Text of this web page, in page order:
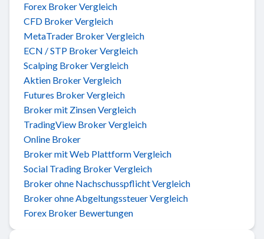
Forex Broker Vergleich
CFD Broker Vergleich
MetaTrader Broker Vergleich
ECN / STP Broker Vergleich
Scalping Broker Vergleich
Aktien Broker Vergleich
Futures Broker Vergleich
Broker mit Zinsen Vergleich
TradingView Broker Vergleich
Online Broker
Broker mit Web Plattform Vergleich
Social Trading Broker Vergleich
Broker ohne Nachschusspflicht Vergleich
Broker ohne Abgeltungssteuer Vergleich
Forex Broker Bewertungen